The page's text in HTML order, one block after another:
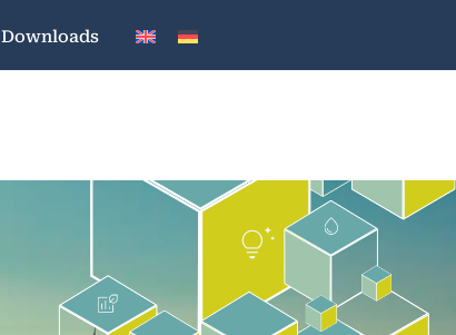
Downloads